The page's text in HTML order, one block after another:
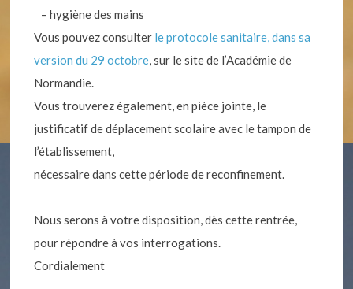
– hygiène des mains
Vous pouvez consulter le protocole sanitaire, dans sa
version du 29 octobre, sur le site de l’Académie de
Normandie.
Vous trouverez également, en pièce jointe, le
justificatif de déplacement scolaire avec le tampon de
l’établissement,
nécessaire dans cette période de reconfinement.
Nous serons à votre disposition, dès cette rentrée,
pour répondre à vos interrogations.
Cordialement